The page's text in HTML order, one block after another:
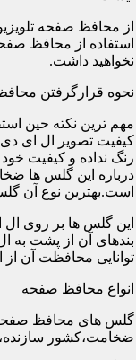
از محافظ صفحه
استفاده از محافظ
نخواهید داشت.
نحوه قرارگرفتن
مهم ترین نکته حین
کیفیت تصویر ال ای
رنگ نداده و کیفیت
درباره این گلس ها
است.بهترین نوع آن گلس های
این گلس ها بر روی ال
بندهای آن از پشت به
توانایی محافظت آن
انواع محافظ صفحه
گلس های محافظ
ضخامت،کشور